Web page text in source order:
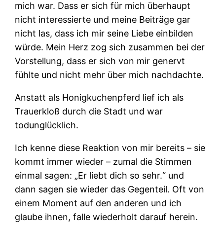
mich war. Dass er sich für mich überhaupt
nicht interessierte und meine Beiträge gar
nicht las, dass ich mir seine Liebe einbilden
würde. Mein Herz zog sich zusammen bei der
Vorstellung, dass er sich von mir genervt
fühlte und nicht mehr über mich nachdachte.
Anstatt als Honigkuchenpferd lief ich als
Trauerkloß durch die Stadt und war
todunglücklich.
Ich kenne diese Reaktion von mir bereits – sie
kommt immer wieder – zumal die Stimmen
einmal sagen: „Er liebt dich so sehr.“ und
dann sagen sie wieder das Gegenteil. Oft von
einem Moment auf den anderen und ich
glaube ihnen, falle wiederholt darauf herein.